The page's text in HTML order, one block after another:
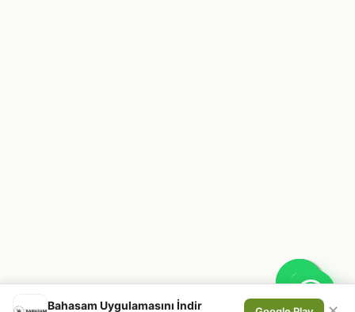
Bahasam Uygulamasını İndir